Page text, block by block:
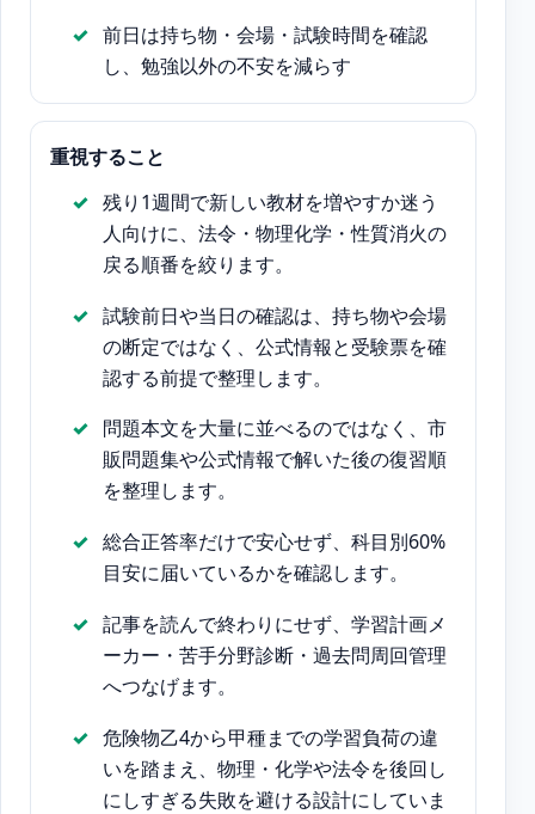
前日は持ち物・会場・試験時間を確認
し、勉強以外の不安を減らす
重視すること
残り1週間で新しい教材を増やすか迷う
人向けに、法令・物理化学・性質消火の
戻る順番を絞ります。
試験前日や当日の確認は、持ち物や会場
の断定ではなく、公式情報と受験票を確
認する前提で整理します。
問題本文を大量に並べるのではなく、市
販問題集や公式情報で解いた後の復習順
を整理します。
総合正答率だけで安心せず、科目別60%
目安に届いているかを確認します。
記事を読んで終わりにせず、学習計画メ
ーカー・苦手分野診断・過去問周回管理
へつなげます。
危険物乙4から甲種までの学習負荷の違
いを踏まえ、物理・化学や法令を後回し
にしすぎる失敗を避ける設計にしていま